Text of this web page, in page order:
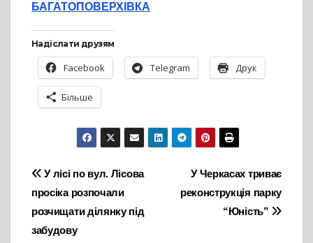
БАГАТОПОВЕРХІВКА
Надіслати друзям
Facebook Telegram Друк
Більше
Навігація
записів
У Черкасах триває
реконструкція парку
“Юність”
У лісі по вул. Лісова
просіка розпочали
розчищати ділянку під
забудову